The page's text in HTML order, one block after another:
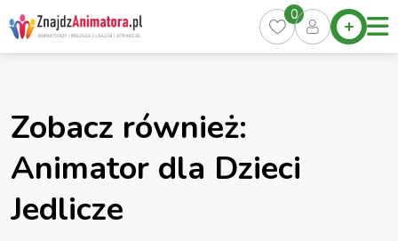
Skip
to
content
Home
Oferty
Kurs
0
Zobacz również:
Animator dla Dzieci
Jedlicze